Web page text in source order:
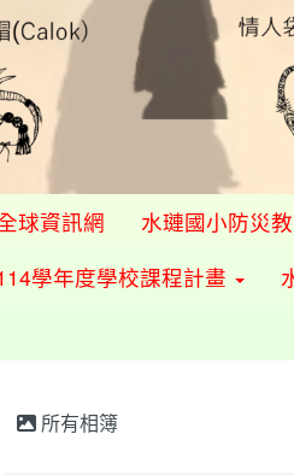
球資訊網 水璉國小防災
學年度學校課程計畫
所有相簿